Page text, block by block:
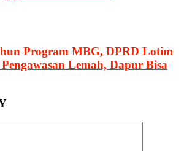
Program MBG, DPRD Lotim
Lemah, Dapur Bisa